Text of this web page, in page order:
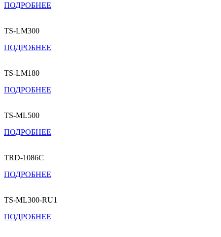
ПОДРОБНЕЕ
TS-LM300
ПОДРОБНЕЕ
TS-LM180
ПОДРОБНЕЕ
TS-ML500
ПОДРОБНЕЕ
TRD-1086C
ПОДРОБНЕЕ
TS-ML300-RU1
ПОДРОБНЕЕ